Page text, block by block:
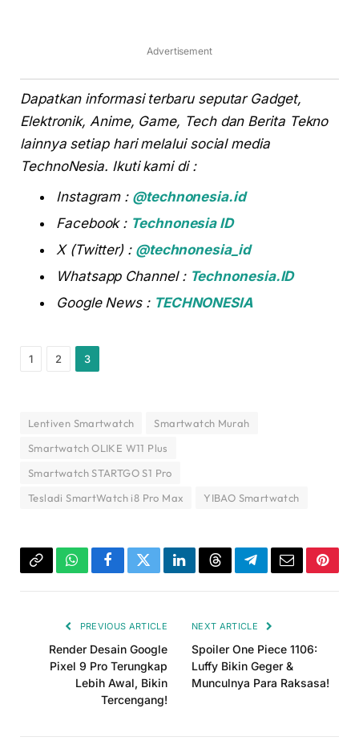
Advertisement
Dapatkan informasi terbaru seputar Gadget,
Elektronik, Anime, Game, Tech dan Berita Tekno
lainnya setiap hari melalui social media
TechnoNesia. Ikuti kami di :
Instagram : @technonesia.id
Facebook : Technonesia ID
X (Twitter) : @technonesia_id
Whatsapp Channel : Technonesia.ID
Google News : TECHNONESIA
1 2 3
Lentiven Smartwatch
Smartwatch Murah
Smartwatch OLIKE W11 Plus
Smartwatch STARTGO S1 Pro
Tesladi SmartWatch i8 Pro Max
YIBAO Smartwatch
Copy WhatsAppFacebookTwitterLinkedInThreadsTelegramEmail
PREVIOUS ARTICLE
Render Desain Google
Pixel 9 Pro Terungkap
Lebih Awal, Bikin
Tercengang!
NEXT ARTICLE
Spoiler One Piece 1106:
Luffy Bikin Geger &
Munculnya Para Raksasa!